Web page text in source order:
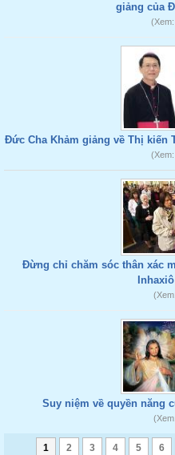
giảng của
Đức Cha Khảm giảng về Thị kiến
Đừng chỉ chăm sóc thân xác
Suy niệm về quyền năng
1 2 3 4 5 6